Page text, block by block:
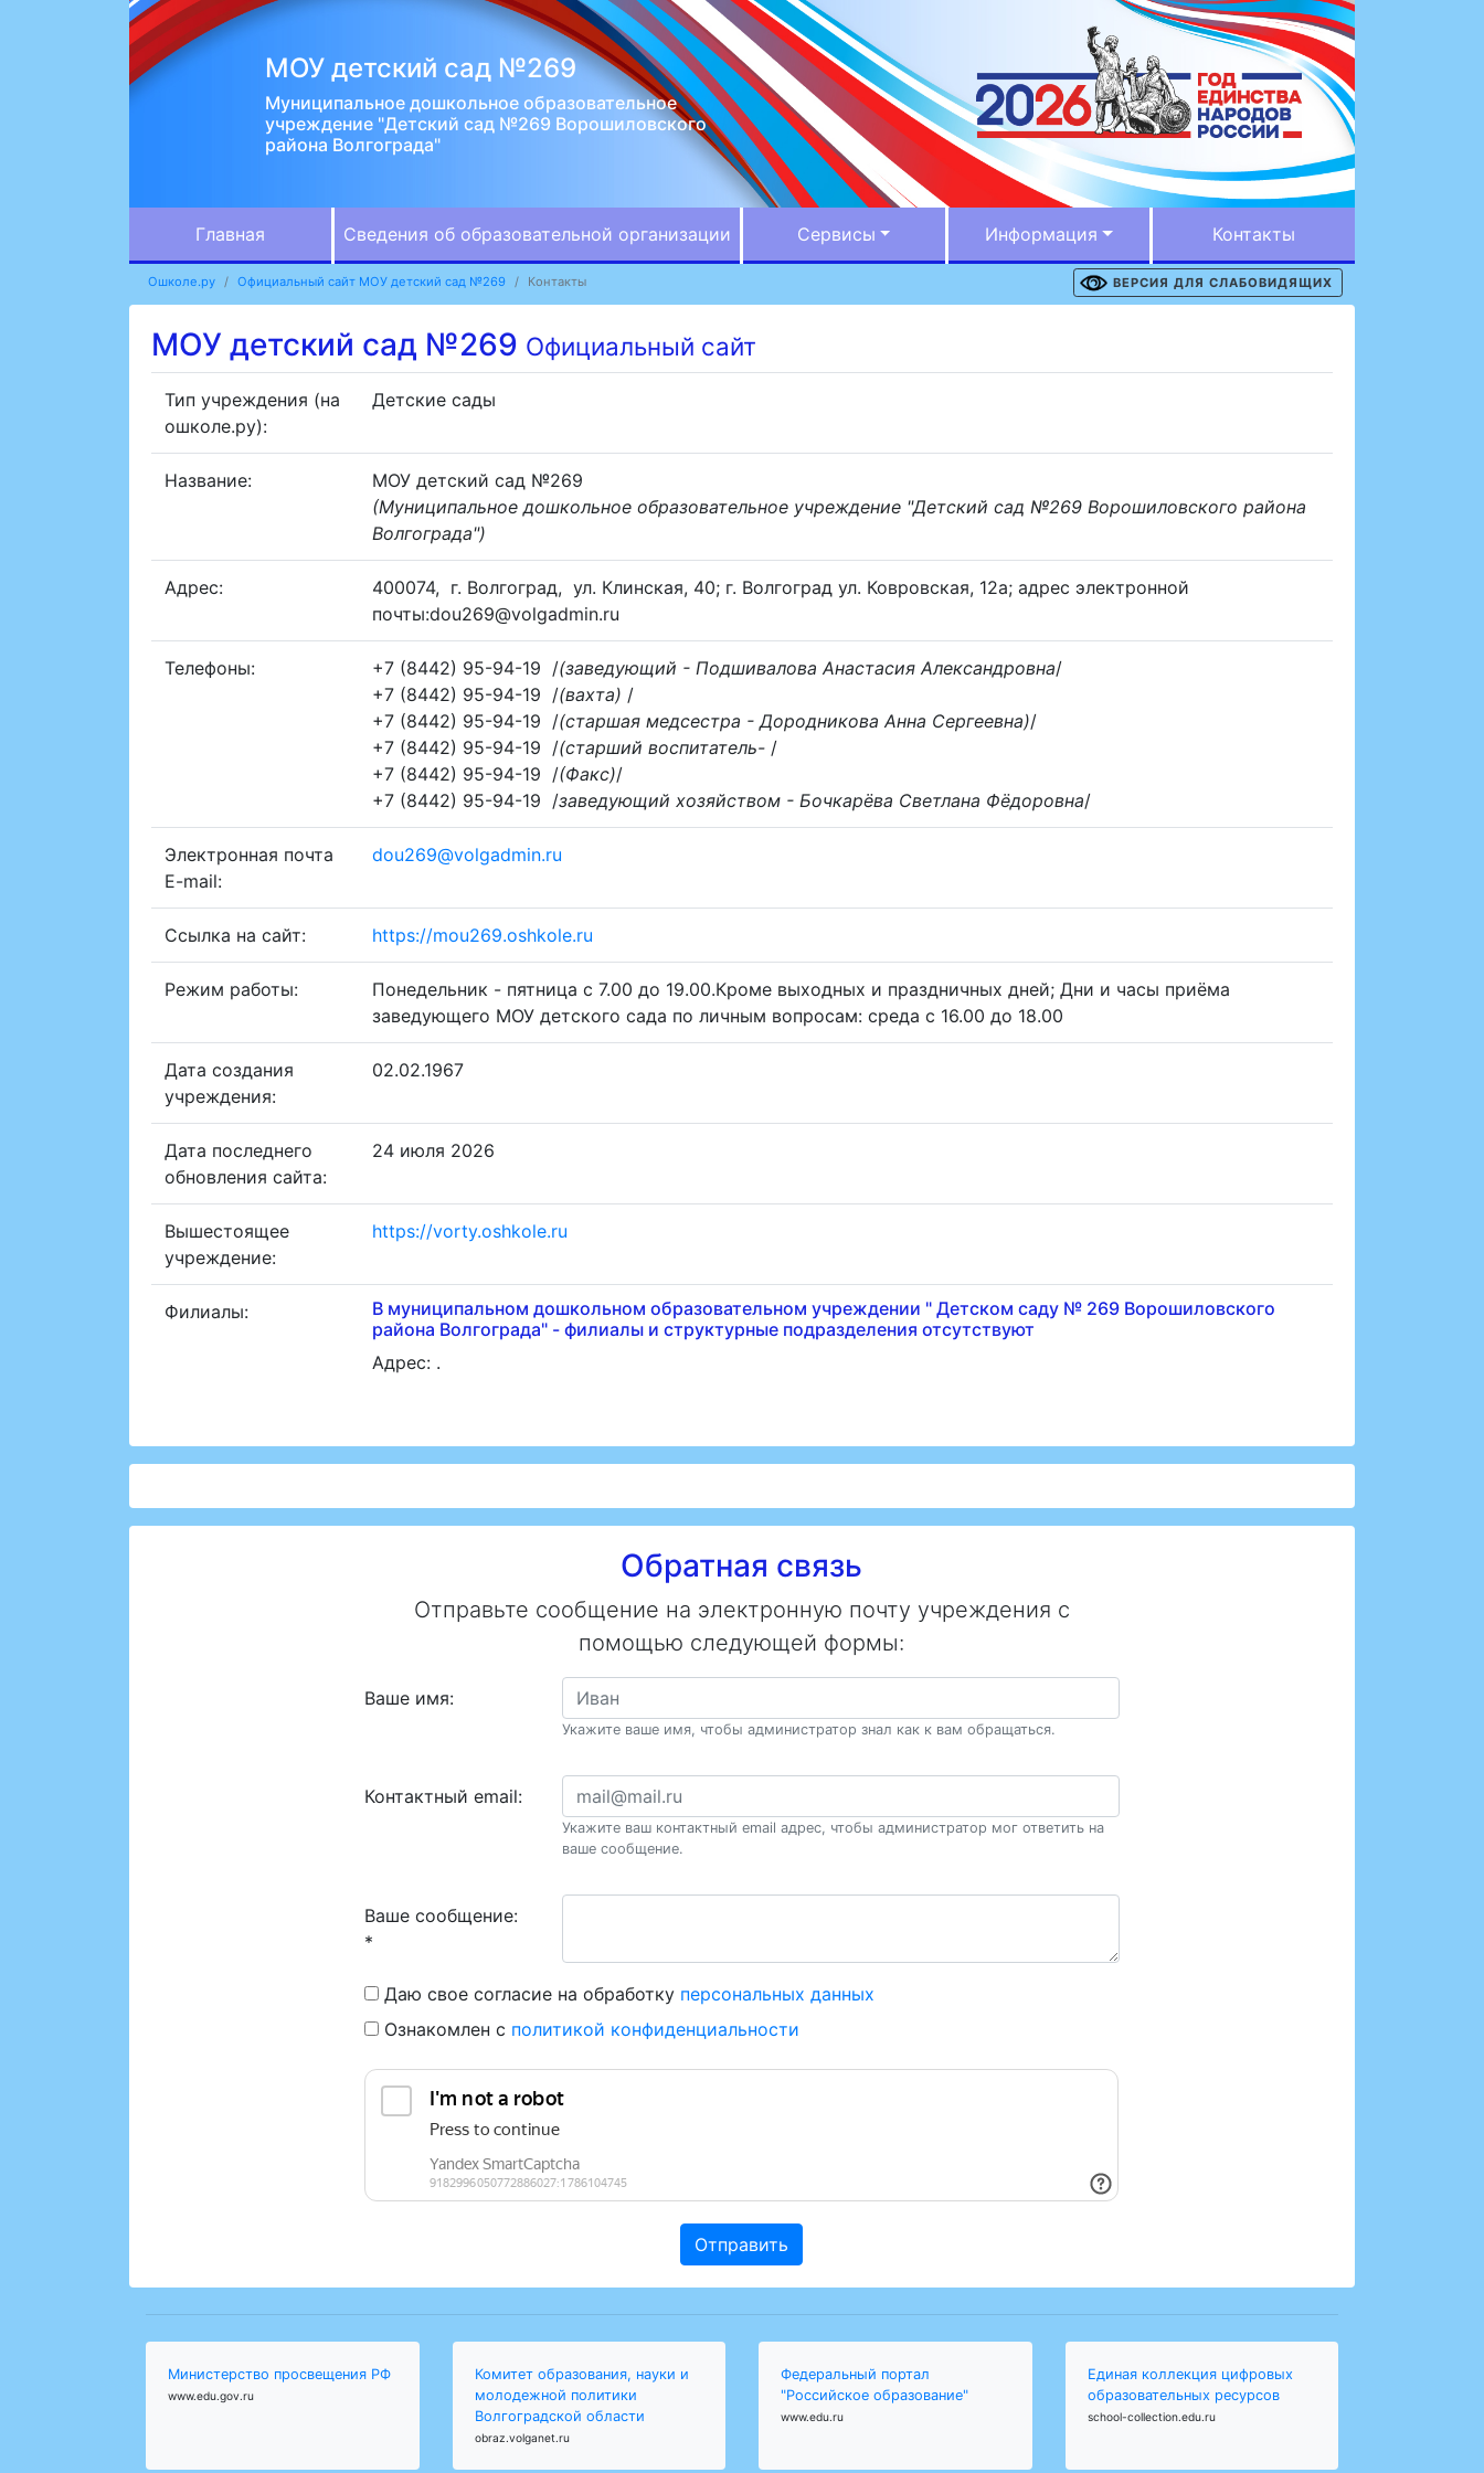
МОУ детский сад №269
Муниципальное дошкольное образовательное
учреждение "Детский сад №269 Ворошиловского
района Волгограда"
Главная Сведения об образовательной организации Сервисы Информация Контакты
Ошколе.ру Официальный сайт МОУ детский сад №269 Контакты ВЕРСИЯ ДЛЯ СЛАБОВИДЯЩИХ
МОУ детский сад №269 Официальный сайт
Тип учреждения (на
ошколе.ру):
Детские сады
Название:
МОУ детский сад №269
(Муниципальное дошкольное образовательное учреждение "Детский сад №269 Ворошиловского района
Волгограда")
Адрес: 400074, г. Волгоград, ул. Клинская, 40; г. Волгоград ул. Ковровская, 12а; адрес электронной
почты:dou269@volgadmin.ru
Телефоны: +7 (8442) 95-94-19 /(заведующий - Подшивалова Анастасия Александровна/
+7 (8442) 95-94-19 /(вахта) /
+7 (8442) 95-94-19 /(старшая медсестра - Дородникова Анна Сергеевна)/
+7 (8442) 95-94-19 /(старший воспитатель- /
+7 (8442) 95-94-19 /(Факс)/
+7 (8442) 95-94-19 /заведующий хозяйством - Бочкарёва Светлана Фёдоровна/
Электронная почта
E-mail:
dou269@volgadmin.ru
Ссылка на сайт: https://mou269.oshkole.ru
Режим работы:
Понедельник - пятница с 7.00 до 19.00.Кроме выходных и праздничных дней; Дни и часы приёма
заведующего МОУ детского сада по личным вопросам: среда с 16.00 до 18.00
Дата создания
учреждения:
02.02.1967
Дата последнего
обновления сайта:
24 июля 2026
Вышестоящее
учреждение:
https://vorty.oshkole.ru
Филиалы:
В муниципальном дошкольном образовательном учреждении " Детском саду № 269 Ворошиловского
района Волгограда" - филиалы и структурные подразделения отсутствуют
Адрес: .
Обратная связь
Отправьте сообщение на электронную почту учреждения с
помощью следующей формы:
Ваше имя:
Укажите ваше имя, чтобы администратор знал как к вам обращаться.
Контактный email:
Укажите ваш контактный email адрес, чтобы администратор мог ответить на
ваше сообщение.
Ваше сообщение:
*
Даю свое согласие на обработку персональных данных
Ознакомлен с политикой конфиденциальности
Министерство просвещения РФ
www.edu.gov.ru
Комитет образования, науки и
молодежной политики
Волгоградской области
obraz.volganet.ru
Федеральный портал
"Российское образование"
www.edu.ru
Единая коллекция цифровых
образовательных ресурсов
school-collection.edu.ru